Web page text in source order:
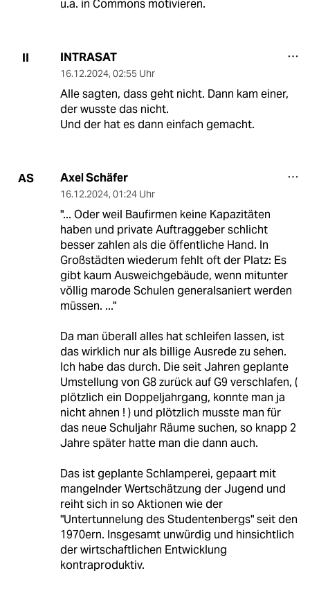
u.a. in Commons motivieren.
II INTRASAT
16.12.2024, 02:55 Uhr
Alle sagten, dass geht nicht. Dann kam einer,
der wusste das nicht.
Und der hat es dann einfach gemacht.
AS Axel Schäfer
16.12.2024, 01:24 Uhr
"... Oder weil Baufirmen keine Kapazitäten
haben und private Auftraggeber schlicht
besser zahlen als die öffentliche Hand. In
Großstädten wiederum fehlt oft der Platz: Es
gibt kaum Ausweichgebäude, wenn mitunter
völlig marode Schulen generalsaniert werden
müssen. ..."
Da man überall alles hat schleifen lassen, ist
das wirklich nur als billige Ausrede zu sehen.
Ich habe das durch. Die seit Jahren geplante
Umstellung von G8 zurück auf G9 verschlafen, (
plötzlich ein Doppeljahrgang, konnte man ja
nicht ahnen ! ) und plötzlich musste man für
das neue Schuljahr Räume suchen, so knapp 2
Jahre später hatte man die dann auch.
Das ist geplante Schlamperei, gepaart mit
mangelnder Wertschätzung der Jugend und
reiht sich in so Aktionen wie der
"Untertunnelung des Studentenbergs" seit den
1970ern. Insgesamt unwürdig und hinsichtlich
der wirtschaftlichen Entwicklung
kontraproduktiv.